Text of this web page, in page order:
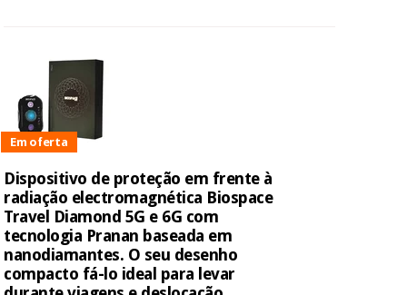
Em oferta
Dispositivo de proteção em frente à
radiação electromagnética Biospace
Travel Diamond 5G e 6G com
tecnologia Pranan baseada em
nanodiamantes. O seu desenho
compacto fá-lo ideal para levar